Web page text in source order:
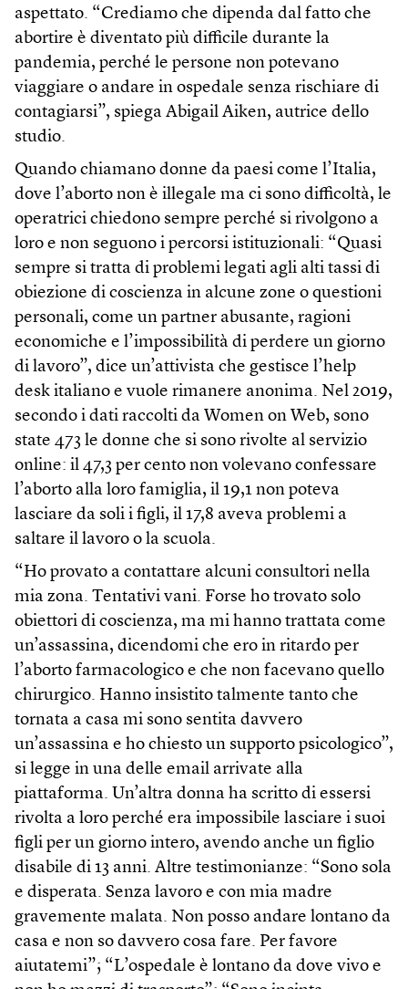
aspettato. “Crediamo che dipenda dal fatto che
abortire è diventato più difficile durante la
pandemia, perché le persone non potevano
viaggiare o andare in ospedale senza rischiare di
contagiarsi”, spiega Abigail Aiken, autrice dello
studio.
Quando chiamano donne da paesi come l’Italia,
dove l’aborto non è illegale ma ci sono difficoltà, le
operatrici chiedono sempre perché si rivolgono a
loro e non seguono i percorsi istituzionali: “Quasi
sempre si tratta di problemi legati agli alti tassi di
obiezione di coscienza in alcune zone o questioni
personali, come un partner abusante, ragioni
economiche e l’impossibilità di perdere un giorno
di lavoro”, dice un’attivista che gestisce l’help
desk italiano e vuole rimanere anonima. Nel 2019,
secondo i dati raccolti da Women on Web, sono
state 473 le donne che si sono rivolte al servizio
online: il 47,3 per cento non volevano confessare
l’aborto alla loro famiglia, il 19,1 non poteva
lasciare da soli i figli, il 17,8 aveva problemi a
saltare il lavoro o la scuola.
“Ho provato a contattare alcuni consultori nella
mia zona. Tentativi vani. Forse ho trovato solo
obiettori di coscienza, ma mi hanno trattata come
un’assassina, dicendomi che ero in ritardo per
l’aborto farmacologico e che non facevano quello
chirurgico. Hanno insistito talmente tanto che
tornata a casa mi sono sentita davvero
un’assassina e ho chiesto un supporto psicologico”,
si legge in una delle email arrivate alla
piattaforma. Un’altra donna ha scritto di essersi
rivolta a loro perché era impossibile lasciare i suoi
figli per un giorno intero, avendo anche un figlio
disabile di 13 anni. Altre testimonianze: “Sono sola
e disperata. Senza lavoro e con mia madre
gravemente malata. Non posso andare lontano da
casa e non so davvero cosa fare. Per favore
aiutatemi”; “L’ospedale è lontano da dove vivo e